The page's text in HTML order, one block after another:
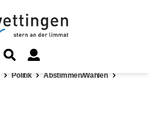
Politik
Abstimmen/Wählen